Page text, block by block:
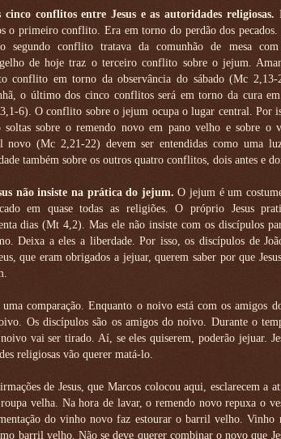
cinco conflitos entre Jesus e as autoridades religiosas.
o primeiro conflito. Era em torno do perdão dos
segundo conflito tratava da comunhão de mesa com
de hoje traz o terceiro conflito sobre o jejum.
conflito em torno da observância do sábado (Mc 2,13-
o último dos cinco conflitos será em torno da cura
6). O conflito sobre o jejum ocupa o lugar central. Por
soltas sobre o remendo novo em pano velho e sobre o
novo (Mc 2,21-22) devem ser entendidas como uma
também sobre os outros quatro conflitos, dois antes e
não insiste na prática do jejum. O jejum é um
em quase todas as religiões. O próprio Jesus
dias (Mt 4,2). Mas ele não insiste com os discípulos
Deixa a eles a liberdade. Por isso, os discípulos de
que eram obrigados a jejuar, querem saber por que
uma comparação. Enquanto o noivo está com os amigos
Os discípulos são os amigos do noivo. Durante o
vai ser tirado. Aí, se eles quiserem, poderão jejuar.
religiosas vão querer matá-lo.
de Jesus, que Marcos colocou aqui, esclarecem a
velha. Na hora de lavar, o remendo novo repuxa o
do vinho novo faz estourar o barril velho. Vinho
barril velho. Não se deve querer combinar o novo que